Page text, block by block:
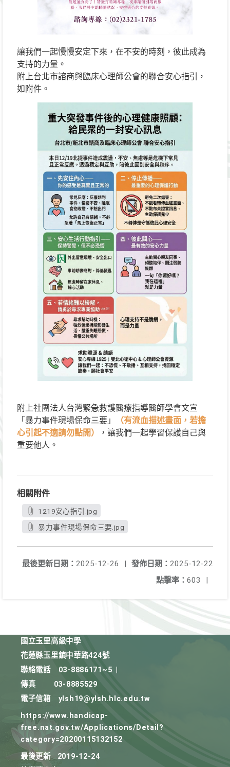
讓我們一起慢慢安定下來，在不安的時刻，彼此成為
支持的力量。
附上台北市諮商與臨床心理師公會的聯合安心指引，
如附件。
附上社團法人台灣緊急救護醫療指導醫師學會文宣
「暴力事件現場保命三要」
（有流血描述畫面，若擔
心引起不適請勿點開）
，讓我們一起學習保護自己與
重要他人。
相關附件
1219安心指引.jpg
暴力事件現場保命三要.jpg
發佈日期： 2025-12-22
最後更新日期： 2025-12-26
|
點擊率： 603 |
國立玉里高級中學
花蓮縣玉里鎮中華路424號
聯絡電話
03-8886171~5
傳真
03-8885529
電子信箱
ylsh19@ylsh.hlc.edu.tw
https://www.handicap-
free.nat.gov.tw/Applications/Detail?
category=20200115132152
最後更新
2019-12-24